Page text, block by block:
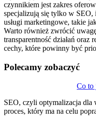
czynnikiem jest zakres
specjalizują się tylko w SEO,
usługi marketingowe, takie
Warto również zwrócić
transparentność działań
cechy, które powinny być
Polecamy zobaczyć
Co to
SEO, czyli optymalizacja
proces, który ma na celu
wpisu